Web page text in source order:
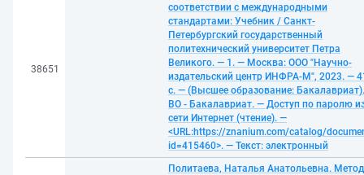
38651
соответствии с международными
стандартами: Учебник / Санкт-
Петербургский государственный
политехнический университет Петра
Великого. — 1. — Москва: ООО "Научно-
издательский центр ИНФРА-М", 2023. —
с. — (Высшее образование:
ВО - Бакалавриат. — Доступ по паролю
сети Интернет (чтение). —
<URL:https://znanium.com/catalog/
id=415460>. — Текст: электронный
Политаева, Наталья Анатольевна.